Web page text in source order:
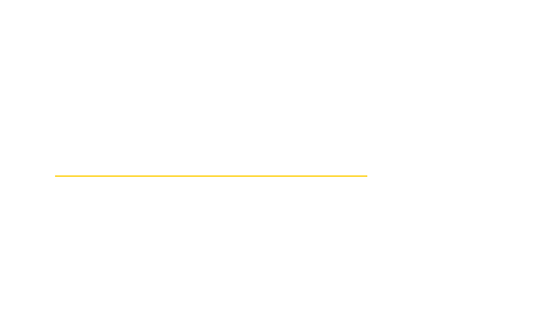
Krstarenja